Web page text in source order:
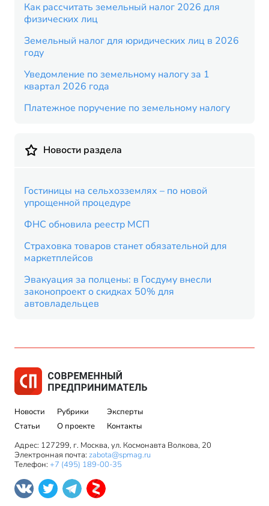
Как рассчитать земельный налог 2026 для
физических лиц
Земельный налог для юридических лиц в 2026
году
Уведомление по земельному налогу за 1
квартал 2026 года
Платежное поручение по земельному налогу
Новости раздела
Гостиницы на сельхозземлях – по новой
упрощенной процедуре
ФНС обновила реестр МСП
Страховка товаров станет обязательной для
маркетплейсов
Эвакуация за полцены: в Госдуму внесли
законопроект о скидках 50% для
автовладельцев
Новости
Статьи
Рубрики
О проекте
Эксперты
Контакты
Адрес: 127299, г. Москва, ул. Космонавта Волкова, 20
Электронная почта: zabota@spmag.ru
Телефон: +7 (495) 189-00-35